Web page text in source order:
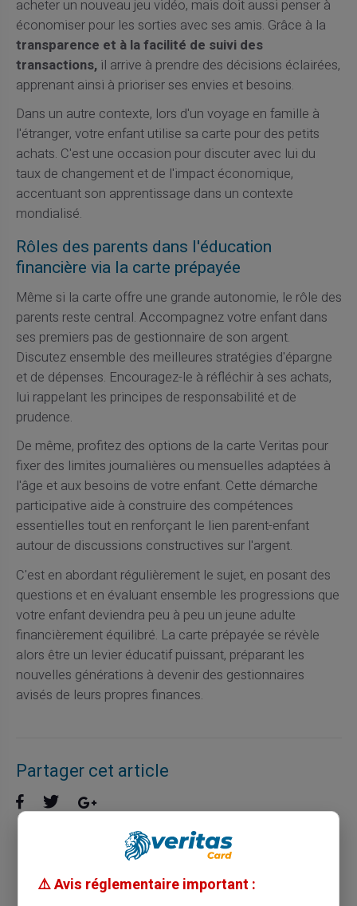
acheter un nouveau jeu vidéo, mais doit aussi penser à
économiser pour les sorties avec ses amis. Grâce à la
transparence et à la facilité de suivi des
transactions,il arrive à prendre des décisions éclairées,
apprenant ainsi à prioriser ses envies et besoins.
Dans un autre contexte, lors d'un voyage en famille à
l'étranger, votre enfant utilise sa carte pour des petits
achats. C'est une occasion pour discuter avec lui du
taux de changement et de l'impact économique,
accentuant son apprentissage dans un contexte
mondialisé.
Rôles des parents dans l'éducation
financière via la carte prépayée
Même si la carte offre une grande autonomie, le rôle des
parents reste central. Accompagnez votre enfant dans
ses premiers pas de gestionnaire de son argent.
Discutez ensemble des meilleures stratégies d'épargne
et de dépenses. Encouragez-le à réfléchir à ses achats,
lui rappelant les principes de responsabilité et de
prudence.
De même, profitez des options de la carte Veritas pour
fixer des limites journalières ou mensuelles adaptées à
l'âge et aux besoins de votre enfant. Cette démarche
participative aide à construire des compétences
essentielles tout en renforçant le lien parent-enfant
autour de discussions constructives sur l'argent.
C'est en abordant régulièrement le sujet, en posant des
questions et en évaluant ensemble les progressions que
votre enfant deviendra peu à peu un jeune adulte
financièrement équilibré. La carte prépayée se révèle
alors être un levier éducatif puissant, préparant les
nouvelles générations à devenir des gestionnaires
avisés de leurs propres finances.
Partager cet article
La carte prépayée et l'éducation financière
pour jeunes : un duo gagnant
⚠️ Avis réglementaire important :